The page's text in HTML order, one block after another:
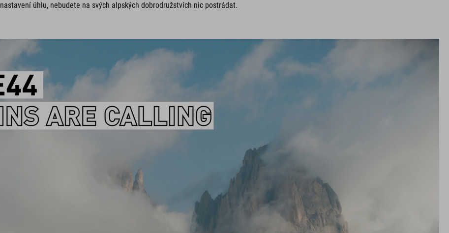
nastavení úhlu, nebudete na svých alpských dobrodružstvích nic postrádat.